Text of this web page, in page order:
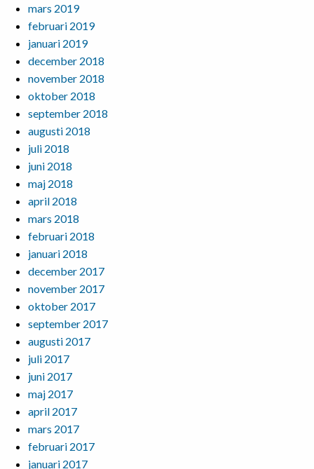
mars 2019
februari 2019
januari 2019
december 2018
november 2018
oktober 2018
september 2018
augusti 2018
juli 2018
juni 2018
maj 2018
april 2018
mars 2018
februari 2018
januari 2018
december 2017
november 2017
oktober 2017
september 2017
augusti 2017
juli 2017
juni 2017
maj 2017
april 2017
mars 2017
februari 2017
januari 2017